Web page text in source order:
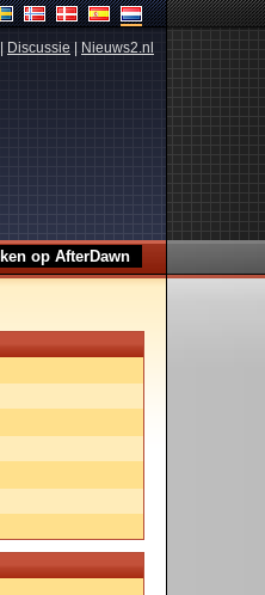
Discussie Nieuws2.nl